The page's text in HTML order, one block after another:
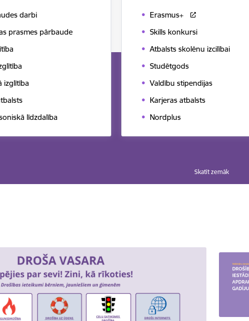
darbi
prasmes pārbaude
izglītība
līdzdalība
Erasmus+
Skills konkursi
Atbalsts skolēnu izcilībai
Studētgods
Valdību stipendijas
Karjeras atbalsts
Nordplus
Skatīt zemāk